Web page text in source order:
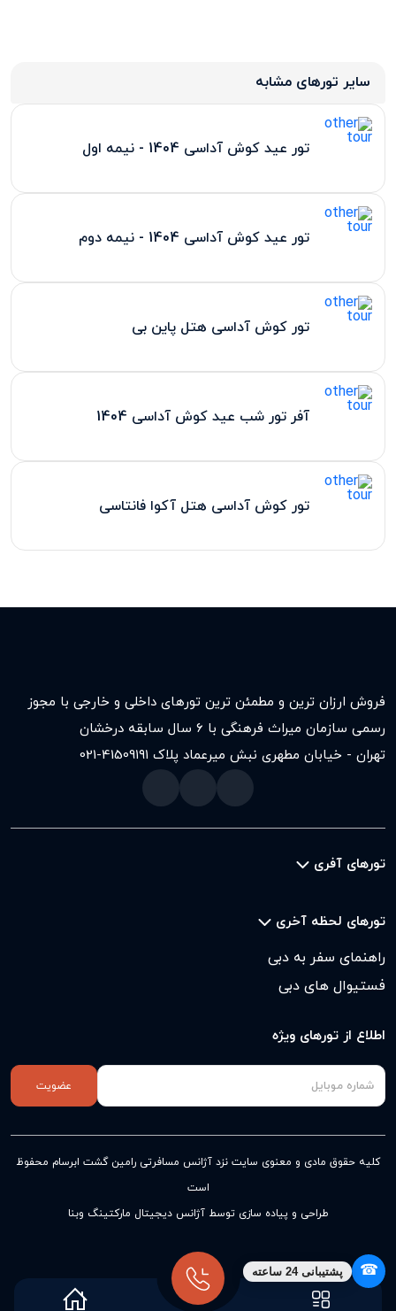
سایر تورهای مشابه
تور عید کوش آداسی 1404 - نیمه اول
تور عید کوش آداسی 1404 - نیمه دوم
تور کوش آداسی هتل پاین بی
آفر تور شب عید کوش آداسی 1404
تور کوش آداسی هتل آکوا فانتاسی
فروش ارزان ترین و مطمئن ترین تورهای داخلی و خارجی با مجوز
رسمی سازمان میراث فرهنگی با ۶ سال سابقه درخشان
تهران - خیابان مطهری نبش میرعماد پلاک ۱۹۱
021-41509
تورهای آفری
تورهای لحظه آخری
راهنمای سفر به دبی
فستیوال های دبی
اطلاع از تورهای ویژه
عضویت
کلیه حقوق مادی و معنوی سایت نزد آژانس مسافرتی رامین گشت ابرسام محفوظ
است
طراحی و پیاده سازی توسط آژانس دیجیتال مارکتینگ وبنا
☎ پشتیبانی 24 ساعته